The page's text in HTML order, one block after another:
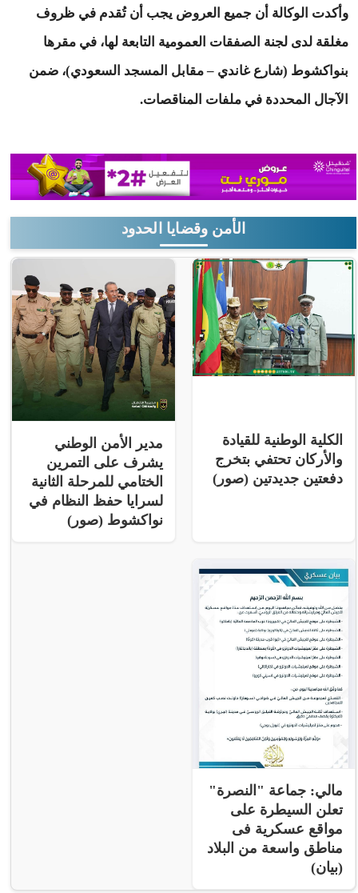
وأكدت الوكالة أن جميع العروض يجب أن تُقدم في ظروف
مغلقة لدى لجنة الصفقات العمومية التابعة لها، في مقرها
بنواكشوط (شارع غاندي – مقابل المسجد السعودي)، ضمن
الآجال المحددة في ملفات المناقصات.
الأمن وقضايا الحدود
الكلية الوطنية للقيادة
والأركان تحتفي بتخرج
دفعتين جديدتين (صور)
مدير الأمن الوطني
يشرف على التمرين
الختامي للمرحلة الثانية
لسرايا حفظ النظام في
نواكشوط (صور)
مالي: جماعة "النصرة"
تعلن السيطرة على
مواقع عسكرية فى
مناطق واسعة من البلاد
(بيان)